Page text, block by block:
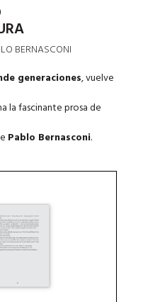
BERNASCONI
generaciones, vuelve
la fascinante prosa de
Pablo Bernasconi.